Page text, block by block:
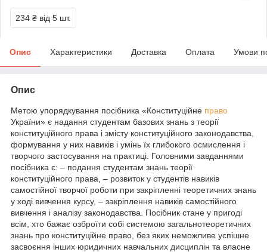
234 ₴ від 5 шт.
Опис Характеристики Доставка Оплата Умови
Опис
Метою упорядкування посібника «Конституційне право
України» є надання студентам базових знань з теорії
конституційного права і змісту конституційного законодавства,
формування у них навиків і умінь їх глибокого осмислення і
творчого застосування на практиці. Головними завданнями
посібника є: – подання студентам знань теорії
конституційного права, – розвиток у студентів навиків
самостійної творчої роботи при закріпленні теоретичних знань
у ході вивчення курсу, – закріплення навиків самостійного
вивчення і аналізу законодавства. Посібник стане у пригоді
всім, хто бажає озброїти собі системою загальнотеоретичних
знань про конституційне право, без яких неможливе успішне
засвоєння інших юридичних навчальних дисциплін та власне